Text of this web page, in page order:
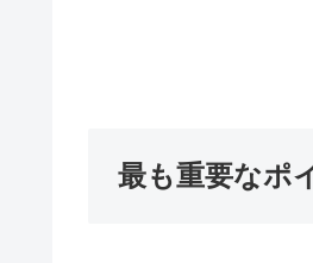
最も重要なポ